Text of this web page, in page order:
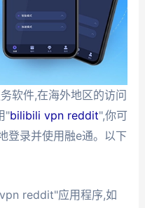
软件,在海外地区的访问
"bilibili vpn reddit",你可
登录并使用融e通。以下
reddit"应用程序,如